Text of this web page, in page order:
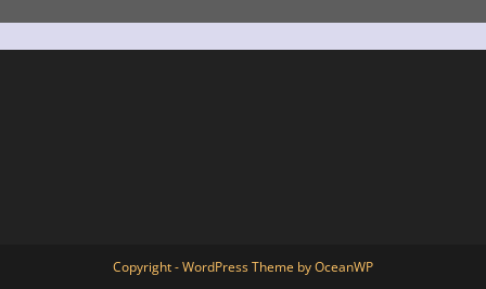
Copyright - WordPress Theme by OceanWP